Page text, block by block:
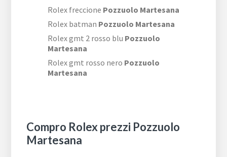
Rolex freccione Pozzuolo Martesana
Rolex batman Pozzuolo Martesana
Rolex gmt 2 rosso blu Pozzuolo
Martesana
Rolex gmt rosso nero Pozzuolo
Martesana
Compro Rolex prezzi Pozzuolo
Martesana